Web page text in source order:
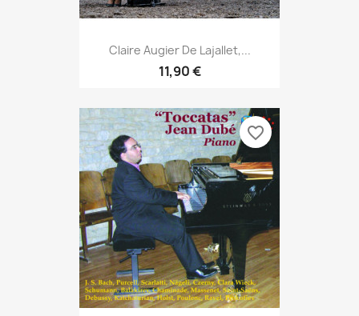
Claire Augier De Lajallet,...
11,90 €
favorite_border